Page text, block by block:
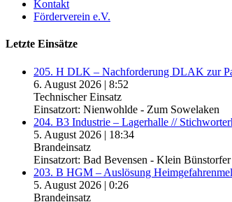
Kontakt
Förderverein e.V.
Letzte Einsätze
205. H DLK – Nachforderung DLAK zur
6. August 2026 | 8:52
Technischer Einsatz
Einsatzort: Nienwohlde - Zum Sowelaken
204. B3 Industrie – Lagerhalle //
5. August 2026 | 18:34
Brandeinsatz
Einsatzort: Bad Bevensen - Klein Bünstorfer
203. B HGM – Auslösung
5. August 2026 | 0:26
Brandeinsatz